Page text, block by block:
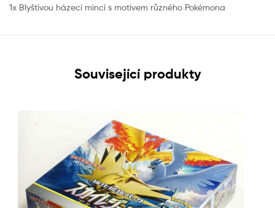
1x Blyštivou házecí minci s motivem různého Pokémona
Související produkty